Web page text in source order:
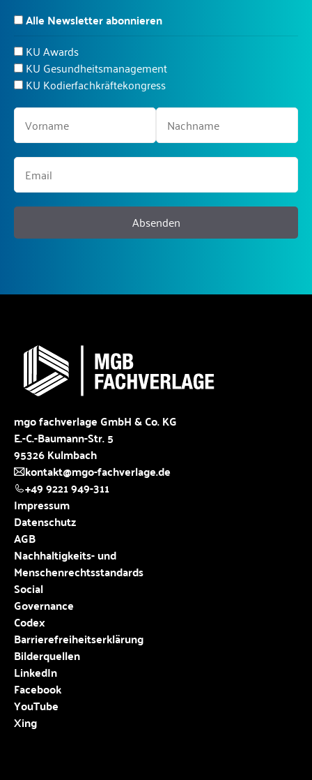
Alle Newsletter abonnieren
KU Awards
KU Gesundheitsmanagement
KU Kodierfachkräftekongress
Absenden
mgo fachverlage GmbH & Co. KG
E.-C.-Baumann-Str. 5
95326 Kulmbach
kontakt@mgo-fachverlage.de
+49 9221 949-311
Impressum
Datenschutz
AGB
Nachhaltigkeits- und
Menschenrechtsstandards
Social
Governance
Codex
Barrierefreiheitserklärung
Bilderquellen
LinkedIn
Facebook
YouTube
Xing